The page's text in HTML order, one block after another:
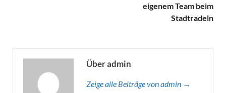
eigenem Team beim
Stadtradeln
Über admin
Zeige alle Beiträge von admin →